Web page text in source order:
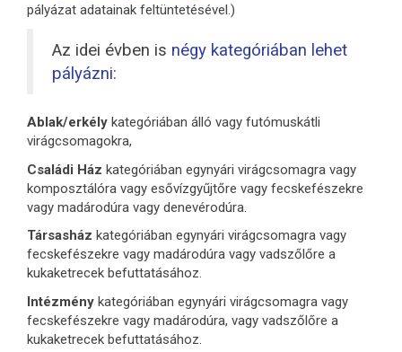
pályázat adatainak feltüntetésével.)
Az idei évben is négy kategóriában lehet
pályázni:
Ablak/erkély kategóriában álló vagy futómuskátli
virágcsomagokra,
Családi Ház kategóriában egynyári virágcsomagra vagy
komposztálóra vagy esővízgyűjtőre vagy fecskefészekre
vagy madárodúra vagy denevérodúra.
Társasház kategóriában egynyári virágcsomagra vagy
fecskefészekre vagy madárodúra vagy vadszőlőre a
kukaketrecek befuttatásához.
Intézmény kategóriában egynyári virágcsomagra vagy
fecskefészekre vagy madárodúra, vagy vadszőlőre a
kukaketrecek befuttatásához.